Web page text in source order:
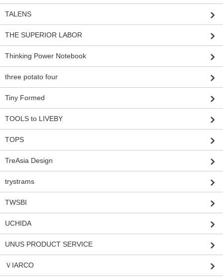
TALENS
THE SUPERIOR LABOR
Thinking Power Notebook
three potato four
Tiny Formed
TOOLS to LIVEBY
TOPS
TreAsia Design
trystrams
TWSBI
UCHIDA
UNUS PRODUCT SERVICE
ＶIARCO